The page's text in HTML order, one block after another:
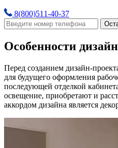
8(800)511-40-37
Особенности
Перед созданием дизайн-
для будущего оформления
последующей отделкой
освещение, приобретают и
аккордом дизайна является